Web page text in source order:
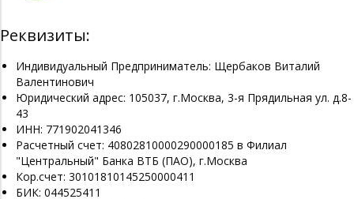
Реквизиты:
Индивидуальный Предприниматель: Щербаков Виталий
Валентинович
Юридический адрес: 105037, г.Москва, 3-я Прядильная ул. д.8-
43
ИНН: 771902041346
Расчетный счет: 40802810000290000185 в Филиал
"Центральный" Банка ВТБ (ПАО), г.Москва
Кор.счет: 30101810145250000411
БИК: 044525411